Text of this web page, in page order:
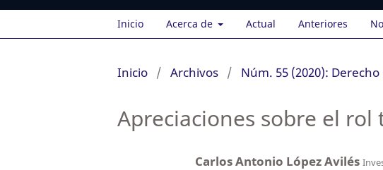
Inicio Acerca de Actual Anteriores
Inicio / Archivos / Núm. 55 (2020):
Apreciaciones sobre el rol
Carlos Antonio López Avilés